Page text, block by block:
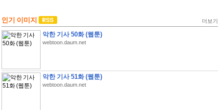
인기 이미지 더보기
악한 기사 50화 (웹툰)
webtoon.daum.net
악한 기사 51화 (웹툰)
webtoon.daum.net